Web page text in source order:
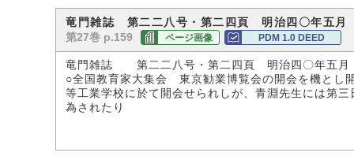
竜門雑誌 第二二八号・第二四頁 明治四〇年五月
第27巻 p.159 ページ画像 PDM 1.0 DEED
竜門雑誌 第二二八号・第二四頁 明治四〇年五月
○全国教育家大集会 東京勧業博覧会の開会を機とし
等工業学校に於て開会せられしが、青淵先生には第
為されたり